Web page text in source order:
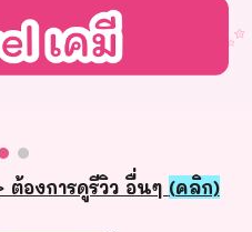
ต้องการดูรีวิว อื่นๆ (คลิก)